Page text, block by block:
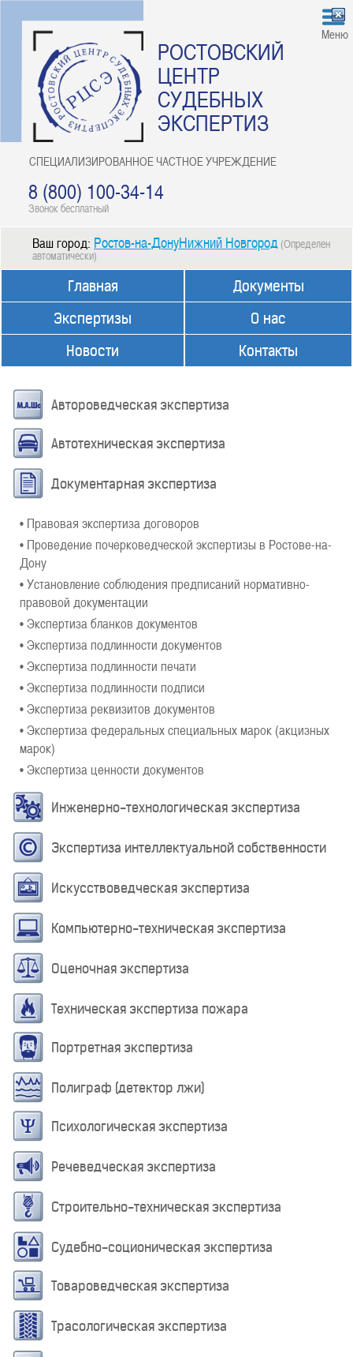
РОСТОВСКИЙ
ЦЕНТР
СУДЕБНЫХ
ЭКСПЕРТИЗ
СПЕЦИАЛИЗИРОВАННОЕ ЧАСТНОЕ УЧРЕЖДЕНИЕ
8 (800) 100-34-14
Звонок бесплатный
Меню
Ваш город: Ростов-на-ДонуНижний Новгород (Определен
автоматически)
Главная
Экспертизы
Новости
Документы
О нас
Контакты
Автороведческая экспертиза
Автотехническая экспертиза
Документарная экспертиза
• Правовая экспертиза договоров
• Проведение почерковедческой экспертизы в Ростове-на-
Дону
• Установление соблюдения предписаний нормативно-
правовой документации
• Экспертиза бланков документов
• Экспертиза подлинности документов
• Экспертиза подлинности печати
• Экспертиза подлинности подписи
• Экспертиза реквизитов документов
• Экспертиза федеральных специальных марок (акцизных
марок)
• Экспертиза ценности документов
Инженерно-технологическая экспертиза
Экспертиза интеллектуальной собственности
Искусствоведческая экспертиза
Компьютерно-техническая экспертиза
Оценочная экспертиза
Техническая экспертиза пожара
Портретная экспертиза
Полиграф (детектор лжи)
Психологическая экспертиза
Речеведческая экспертиза
Строительно-техническая экспертиза
Судебно-соционическая экспертиза
Товароведческая экспертиза
Трасологическая экспертиза